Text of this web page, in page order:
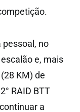
no
e, mais
KM) de
RAID BTT
a